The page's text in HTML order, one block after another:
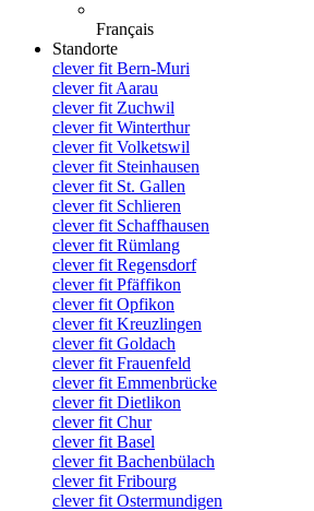
Français
Standorte
clever fit Bern-Muri
clever fit Aarau
clever fit Zuchwil
clever fit Winterthur
clever fit Volketswil
clever fit Steinhausen
clever fit St. Gallen
clever fit Schlieren
clever fit Schaffhausen
clever fit Rümlang
clever fit Regensdorf
clever fit Pfäffikon
clever fit Opfikon
clever fit Kreuzlingen
clever fit Goldach
clever fit Frauenfeld
clever fit Emmenbrücke
clever fit Dietlikon
clever fit Chur
clever fit Basel
clever fit Bachenbülach
clever fit Fribourg
clever fit Ostermundigen